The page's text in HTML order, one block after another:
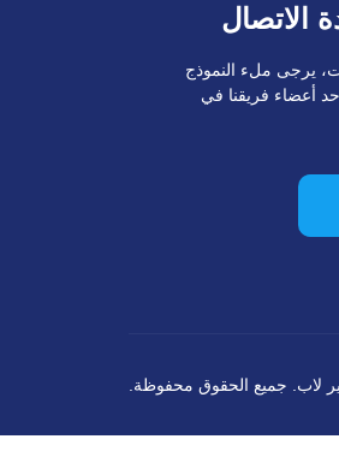
الاتصال
يرجى ملء النموذج
أعضاء فريقنا في